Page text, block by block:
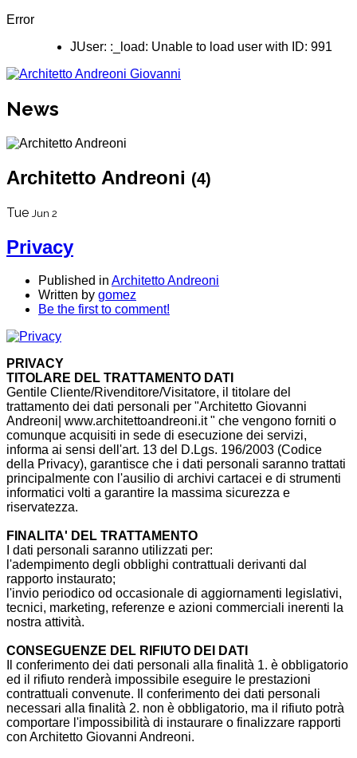
Error
JUser: :_load: Unable to load user with ID: 991
News
Architetto Andreoni (4)
Tue Jun 2
Privacy
Published in Architetto Andreoni
Written by gomez
Be the first to comment!
PRIVACY
TITOLARE DEL TRATTAMENTO DATI
Gentile Cliente/Rivenditore/Visitatore, il titolare del
trattamento dei dati personali per "Architetto Giovanni
Andreoni| www.architettoandreoni.it " che vengono forniti o
comunque acquisiti in sede di esecuzione dei servizi,
informa ai sensi dell'art. 13 del D.Lgs. 196/2003 (Codice
della Privacy), garantisce che i dati personali saranno trattati
principalmente con l'ausilio di archivi cartacei e di strumenti
informatici volti a garantire la massima sicurezza e
riservatezza.
FINALITA' DEL TRATTAMENTO
I dati personali saranno utilizzati per:
l'adempimento degli obblighi contrattuali derivanti dal
rapporto instaurato;
l'invio periodico od occasionale di aggiornamenti legislativi,
tecnici, marketing, referenze e azioni commerciali inerenti la
nostra attività.
CONSEGUENZE DEL RIFIUTO DEI DATI
Il conferimento dei dati personali alla finalità 1. è obbligatorio
ed il rifiuto renderà impossibile eseguire le prestazioni
contrattuali convenute. Il conferimento dei dati personali
necessari alla finalità 2. non è obbligatorio, ma il rifiuto potrà
comportare l'impossibilità di instaurare o finalizzare rapporti
con Architetto Giovanni Andreoni.